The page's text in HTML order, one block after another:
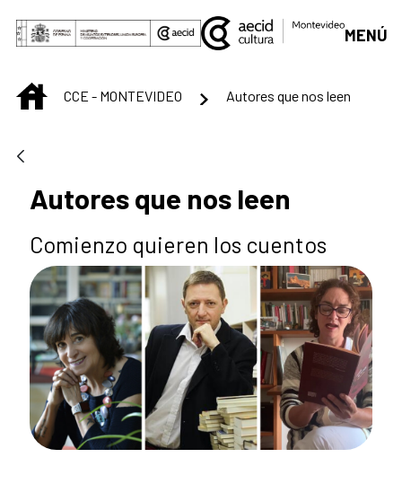
Saltar al contenido principal
MENÚ
INICIOCCE - MONTEVIDEO Autores que nos leen
Autores que nos leen
Comienzo quieren los cuentos